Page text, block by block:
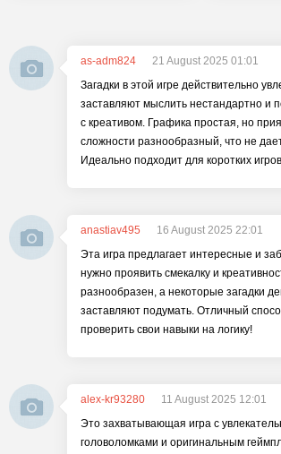
as-adm824
21 August 2025 01:01
Загадки в этой игре действительно
заставляют мыслить нестандартно и
с креативом. Графика простая, но
сложности разнообразный, что не
Идеально подходит для коротких
anastiav495
16 August 2025 22:01
Эта игра предлагает интересные и
нужно проявить смекалку и
разнообразен, а некоторые загадки
заставляют подумать. Отличный
проверить свои навыки на логику!
alex-kr93280
11 August 2025 12:01
Это захватывающая игра с
головоломками и оригинальным